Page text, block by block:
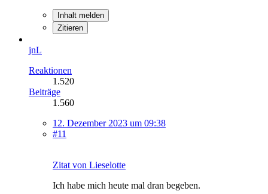
Inhalt melden
Zitieren
jnL
Reaktionen
1.520
Beiträge
1.560
12. Dezember 2023 um 09:38
#11
Zitat von Lieselotte
Ich habe mich heute mal dran begeben.